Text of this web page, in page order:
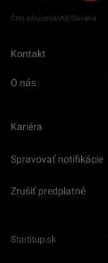
Člen združenia IAB Slovakia
Kontakt
O nás
Kariéra
Spravovať notifikácie
Zrušiť predplatné
Startitup.sk